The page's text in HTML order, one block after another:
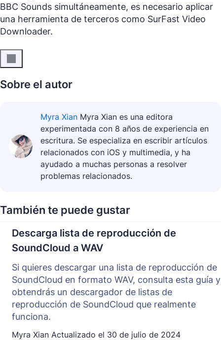
BBC Sounds simultáneamente, es necesario aplicar
una herramienta de terceros como SurFast Video
Downloader.
Sobre el autor
Myra Xian Myra Xian es una editora
experimentada con 8 años de experiencia en
escritura. Se especializa en escribir artículos
relacionados con iOS y multimedia, y ha
ayudado a muchas personas a resolver
problemas relacionados.
También te puede gustar
Descarga lista de reproducción de
SoundCloud a WAV
Si quieres descargar una lista de reproducción de
SoundCloud en formato WAV, consulta esta guía y
obtendrás un descargador de listas de
reproducción de SoundCloud que realmente
funciona.
Myra Xian Actualizado el 30 de julio de 2024